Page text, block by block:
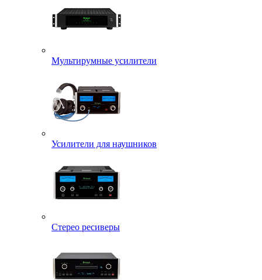
Мультирумные усилители
Усилители для наушников
Стерео ресиверы